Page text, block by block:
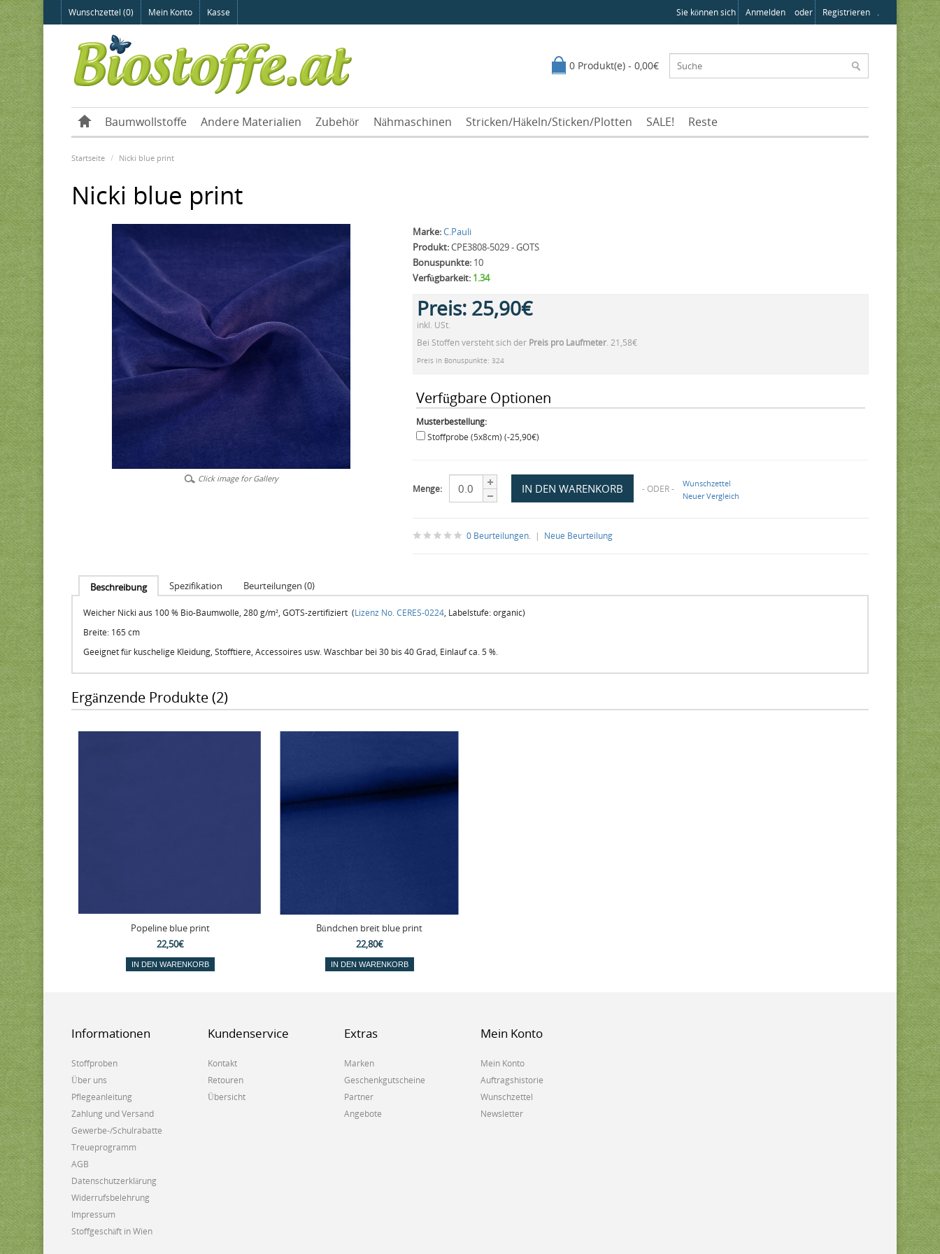
Wunschzettel (0) Mein Konto Kasse Sie können sich Anmelden oder Registrieren .
0 Produkt(e) - 0,00€
Baumwollstoffe Andere Materialien Zubehör Nähmaschinen Stricken/Häkeln/Sticken/Plotten SALE! Reste
Startseite Nicki blue print
Nicki blue print
Click image for Gallery
Marke:C.Pauli
Produkt:CPE3808-5029 - GOTS
Bonuspunkte:10
Verfügbarkeit:1.34
Preis: 25,90€
inkl. USt.
Bei Stoffen versteht sich der Preis pro Laufmeter. 21,58€
Preis in Bonuspunkte: 324
Verfügbare Optionen
Musterbestellung:
Stoffprobe (5x8cm) (-25,90€)
Menge: - ODER -
Wunschzettel
Neuer Vergleich
0 Beurteilungen.| Neue Beurteilung
Beschreibung Spezifikation Beurteilungen (0)
Weicher Nicki aus 100 % Bio-Baumwolle, 280 g/m², GOTS-zertifiziert (Lizenz No. CERES-0224, Labelstufe: organic)
Breite: 165 cm
Geeignet für kuschelige Kleidung, Stofftiere, Accessoires usw. Waschbar bei 30 bis 40 Grad, Einlauf ca. 5 %.
Ergänzende Produkte (2)
Popeline blue print
22,50€
IN DEN WARENKORB
Bündchen breit blue print
22,80€
IN DEN WARENKORB
Informationen
Stoffproben
Über uns
Pflegeanleitung
Zahlung und Versand
Gewerbe-/Schulrabatte
Treueprogramm
AGB
Datenschutzerklärung
Widerrufsbelehrung
Impressum
Stoffgeschäft in Wien
Kundenservice
Kontakt
Retouren
Übersicht
Extras
Marken
Geschenkgutscheine
Partner
Angebote
Mein Konto
Mein Konto
Auftragshistorie
Wunschzettel
Newsletter